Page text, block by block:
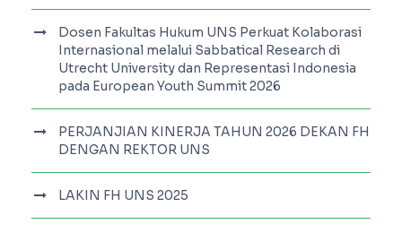
Dosen Fakultas Hukum UNS Perkuat Kolaborasi
Internasional melalui Sabbatical Research di
Utrecht University dan Representasi Indonesia
pada European Youth Summit 2026
PERJANJIAN KINERJA TAHUN 2026 DEKAN FH
DENGAN REKTOR UNS
LAKIN FH UNS 2025